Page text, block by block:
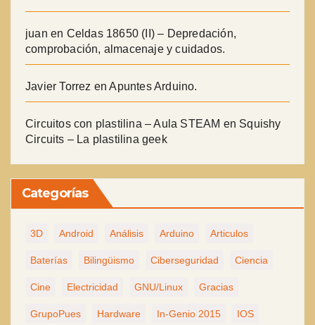
juan en Celdas 18650 (II) – Depredación,
comprobación, almacenaje y cuidados.
Javier Torrez enApuntes Arduino.
Circuitos con plastilina – Aula STEAM en Squishy
Circuits – La plastilina geek
Categorías
3D Android Análisis Arduino Articulos
Baterías Bilingüismo Ciberseguridad Ciencia
Cine Electricidad GNU/Linux Gracias
GrupoPues Hardware In-Genio 2015 IOS